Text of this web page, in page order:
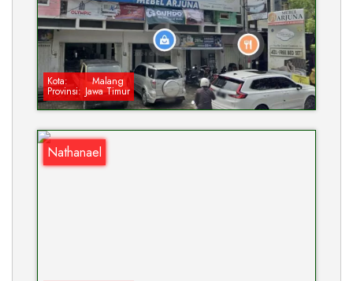
Kota: Malang
Provinsi: Jawa Timur
Nathanael